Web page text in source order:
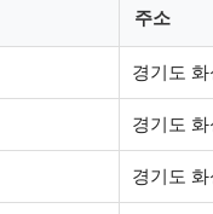
주소
경기도
경기도
경기도